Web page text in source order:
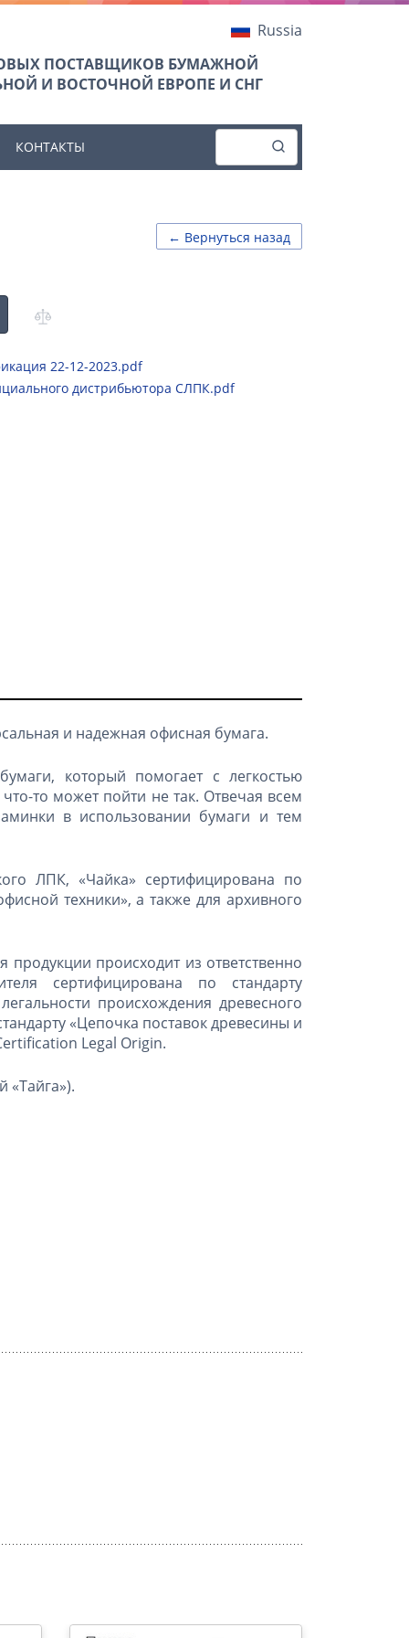
Russia
ПОСТАВЩИКОВ БУМАЖНОЙ
И ВОСТОЧНОЙ ЕВРОПЕ И СНГ
КОНТАКТЫ
← Вернуться назад
22-12-2023.pdf
дистрибьютора СЛПК.pdf
и надежная офисная бумага.
который помогает с легкостью
то может пойти не так. Отвечая всем
в использовании бумаги и тем
ЛПК, «Чайка» сертифицирована по
техники», а также для архивного
продукции происходит из ответственно
сертифицирована по стандарту
происхождения древесного
«Цепочка поставок древесины и
Legal Origin.
«Тайга»).